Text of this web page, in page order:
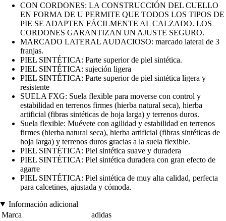
CON CORDONES: LA CONSTRUCCIÓN DEL CUELLO
EN FORMA DE U PERMITE QUE TODOS LOS TIPOS DE
PIE SE ADAPTEN FÁCILMENTE AL CALZADO. LOS
CORDONES GARANTIZAN UN AJUSTE SEGURO.
MARCADO LATERAL AUDACIOSO: marcado lateral de 3
franjas.
PIEL SINTÉTICA: Parte superior de piel sintética.
PIEL SINTÉTICA: sujeción ligera
PIEL SINTÉTICA: Parte superior de piel sintética ligera y
resistente
SUELA FXG: Suela flexible para moverse con control y
estabilidad en terrenos firmes (hierba natural seca), hierba
artificial (fibras sintéticas de hoja larga) y terrenos duros.
Suela flexible: Muévete con agilidad y estabilidad en terrenos
firmes (hierba natural seca), hierba artificial (fibras sintéticas de
hoja larga) y terrenos duros gracias a la suela flexible.
PIEL SINTÉTICA: Piel sintética suave y duradera
PIEL SINTÉTICA: Piel sintética duradera con gran efecto de
agarre
PIEL SINTÉTICA: Piel sintética de muy alta calidad, perfecta
para calcetines, ajustada y cómoda.
Información adicional
Marca
adidas